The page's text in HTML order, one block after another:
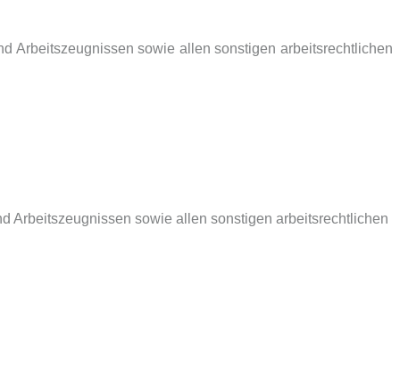
Arbeitszeugnissen sowie allen sonstigen arbeitsrechtlichen
Arbeitszeugnissen sowie allen sonstigen arbeitsrechtlichen